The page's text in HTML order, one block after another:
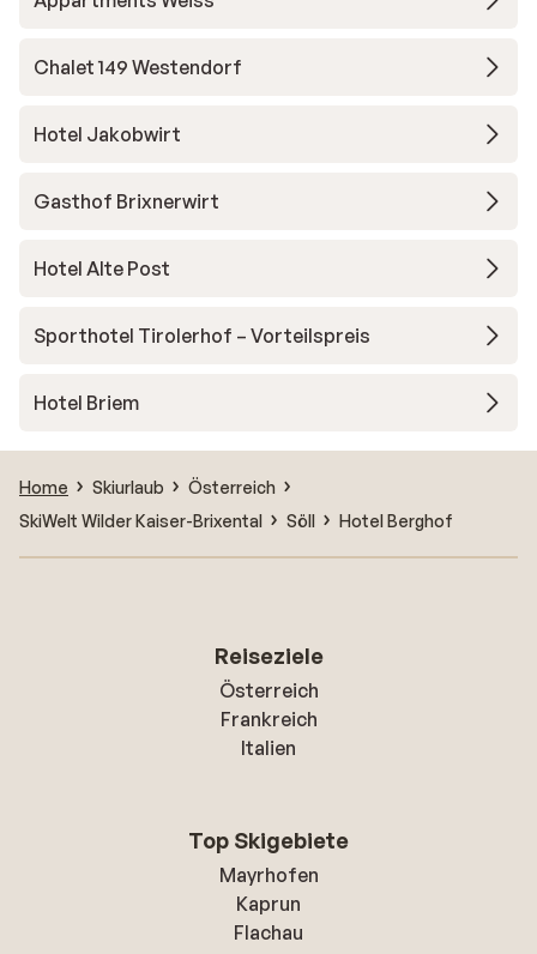
Chalet 149 Westendorf
Hotel Jakobwirt
Gasthof Brixnerwirt
Hotel Alte Post
Sporthotel Tirolerhof – Vorteilspreis
Hotel Briem
Home Skiurlaub
Österreich
SkiWelt Wilder Kaiser-Brixental
Söll Hotel Berghof
Reiseziele
Österreich
Frankreich
Italien
Top Skigebiete
Mayrhofen
Kaprun
Flachau